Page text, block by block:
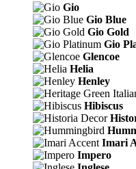
Gio
Gio Blue
Gio Gold
Gio
Glencoe
Helia
Henley
Hibiscus
Imari
Impero